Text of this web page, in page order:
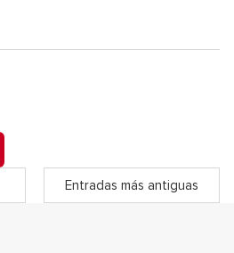
Entradas más antiguas